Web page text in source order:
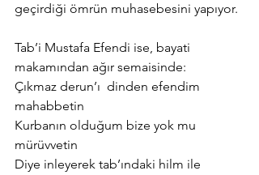
geçirdiği ömrün muhasebesini yapıyor.
Tab’i Mustafa Efendi ise, bayati
makamından ağır semaisinde:
Çıkmaz derun’ı  dinden efendim
mahabbetin
Kurbanın olduğum bize yok mu
mürüvvetin
Diye inleyerek tab’ındaki hilm ile